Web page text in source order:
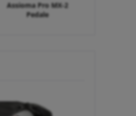
Assioma Pro MX-2
Pedale